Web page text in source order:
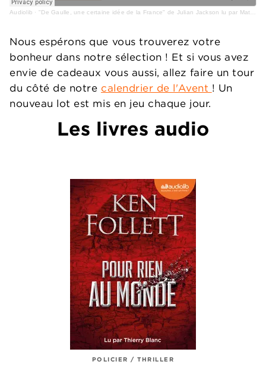
Audiolib · "De Gaulle, une certaine idée de la France" de Julian Jackson lu par Mathieu Buscatto
Nous espérons que vous trouverez votre
bonheur dans notre sélection ! Et si vous avez
envie de cadeaux vous aussi, allez faire un tour
du côté de notre calendrier de l'Avent ! Un
nouveau lot est mis en jeu chaque jour.
Les livres audio
POLICIER / THRILLER